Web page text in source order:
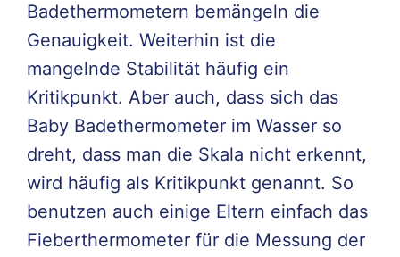
Badethermometern bemängeln die
Genauigkeit. Weiterhin ist die
mangelnde Stabilität häufig ein
Kritikpunkt. Aber auch, dass sich das
Baby Badethermometer im Wasser so
dreht, dass man die Skala nicht erkennt,
wird häufig als Kritikpunkt genannt. So
benutzen auch einige Eltern einfach das
Fieberthermometer für die Messung der